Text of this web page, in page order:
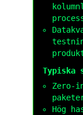
Typiska
Zero-
Hög